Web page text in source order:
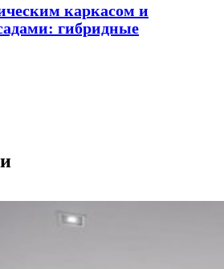
каркасом и
гибридные